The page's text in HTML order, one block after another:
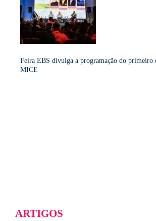
Feira EBS divulga a programação do primeiro
MICE
ARTIGOS